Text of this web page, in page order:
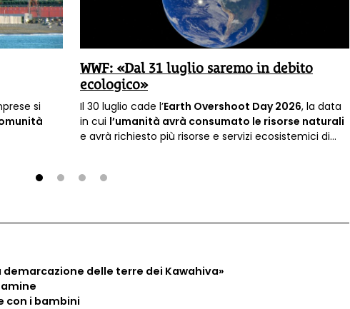
si
WWF: «Dal 31 luglio saremo in debito
ecologico»
Il 30 luglio cade l’Earth Overshoot Day 2026, la data
in cui l’umanità avrà consumato le risorse naturali
e avrà richiesto più risorse e servizi ecosistemici di
ecologico.
delle terre dei Kawahiva»
con i bambini